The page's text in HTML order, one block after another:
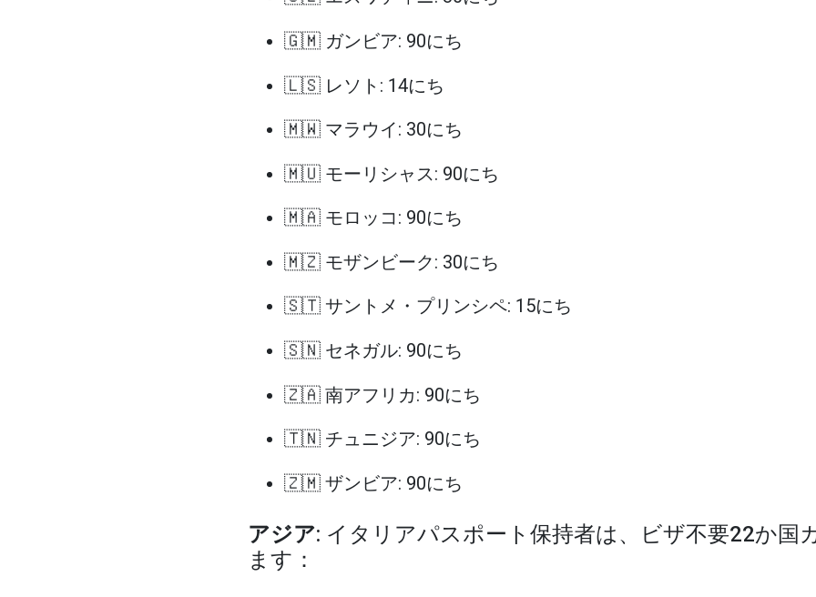
🇬🇲 ガンビア: 90にち
🇱🇸 レソト: 14にち
🇲🇼 マラウイ: 30にち
🇲🇺 モーリシャス: 90にち
🇲🇦 モロッコ: 90にち
🇲🇿 モザンビーク: 30にち
🇸🇹 サントメ・プリンシペ: 15にち
🇸🇳 セネガル: 90にち
🇿🇦 南アフリカ: 90にち
🇹🇳 チュニジア: 90にち
🇿🇲 ザンビア: 90にち
アジア: イタリアパスポート保持者は、ビザ不要22か国
ます：